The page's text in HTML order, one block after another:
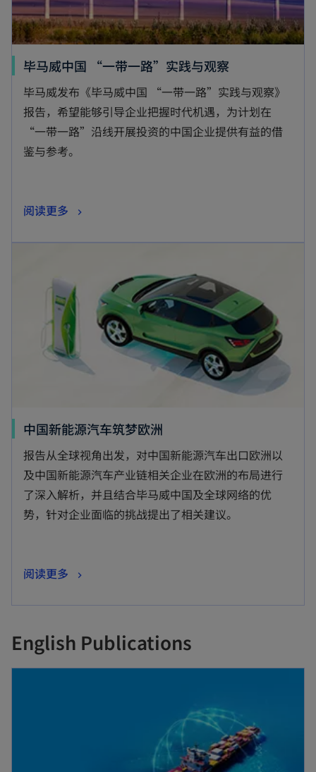
毕马威中国 “一带一路”实践与观察
毕马威发布《毕马威中国 “一带一路”实践与观察》
报告，希望能够引导企业把握时代机遇，为计划在
“一带一路”沿线开展投资的中国企业提供有益的借
鉴与参考。
阅读更多
中国新能源汽车筑梦欧洲
报告从全球视角出发，对中国新能源汽车出口欧洲以
及中国新能源汽车产业链相关企业在欧洲的布局进行
了深入解析，并且结合毕马威中国及全球网络的优
势，针对企业面临的挑战提出了相关建议。
阅读更多
English Publications
opens in a new tab